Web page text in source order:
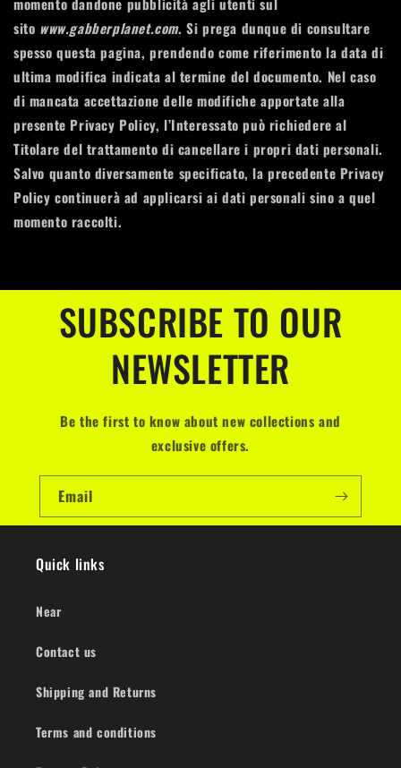
sito www.gabberplanet.com. Si prega dunque di consultare
spesso questa pagina, prendendo come riferimento la data di
ultima modifica indicata al termine del documento. Nel caso
di mancata accettazione delle modifiche apportate alla
presente Privacy Policy, l’Interessato può richiedere al
Titolare del trattamento di cancellare i propri dati personali.
Salvo quanto diversamente specificato, la precedente Privacy
Policy continuerà ad applicarsi ai dati personali sino a quel
momento raccolti.
SUBSCRIBE TO OUR
NEWSLETTER
Be the first to know about new collections and
exclusive offers.
Email
Quick links
Near
Contact us
Shipping and Returns
Terms and conditions